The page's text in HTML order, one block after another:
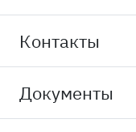
Контакты
Документы